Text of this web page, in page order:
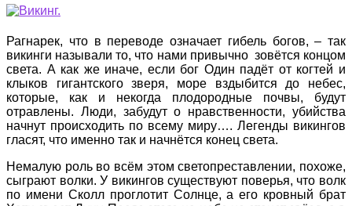
Рагнарек, что в переводе означает гибель богов, – так
викинги называли то, что нами привычно зовётся концом
света. А как же иначе, если бог Один падёт от когтей и
клыков гигантского зверя, море вздыбится до небес,
которые, как и некогда плодородные почвы, будут
отравлены. Люди, забудут о нравственности, убийства
начнут происходить по всему миру…. Легенды викингов
гласят, что именно так и начнётся конец света.
Немалую роль во всём этом светопреставлении, похоже,
сыграют волки. У викингов существуют поверья, что волк
по имени Сколл проглотит Солнце, а его кровный брат